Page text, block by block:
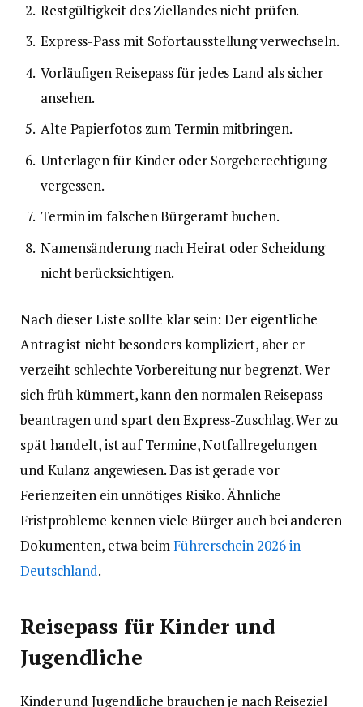
Restgültigkeit des Ziellandes nicht prüfen.
Express-Pass mit Sofortausstellung verwechseln.
Vorläufigen Reisepass für jedes Land als sicher
ansehen.
Alte Papierfotos zum Termin mitbringen.
Unterlagen für Kinder oder Sorgeberechtigung
vergessen.
Termin im falschen Bürgeramt buchen.
Namensänderung nach Heirat oder Scheidung
nicht berücksichtigen.
Nach dieser Liste sollte klar sein: Der eigentliche
Antrag ist nicht besonders kompliziert, aber er
verzeiht schlechte Vorbereitung nur begrenzt. Wer
sich früh kümmert, kann den normalen Reisepass
beantragen und spart den Express-Zuschlag. Wer zu
spät handelt, ist auf Termine, Notfallregelungen
und Kulanz angewiesen. Das ist gerade vor
Ferienzeiten ein unnötiges Risiko. Ähnliche
Fristprobleme kennen viele Bürger auch bei anderen
Dokumenten, etwa beimFührerschein 2026 in
Deutschland.
Reisepass für Kinder und
Jugendliche
Kinder und Jugendliche brauchen je nach Reiseziel